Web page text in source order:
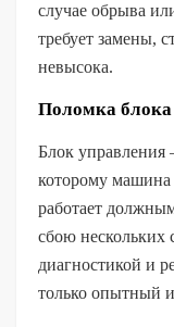
случае обрыва
требует замены,
невысока.
Поломка блока
Блок управления
которому машина
работает
сбою нескольких
диагностикой и
только опытный